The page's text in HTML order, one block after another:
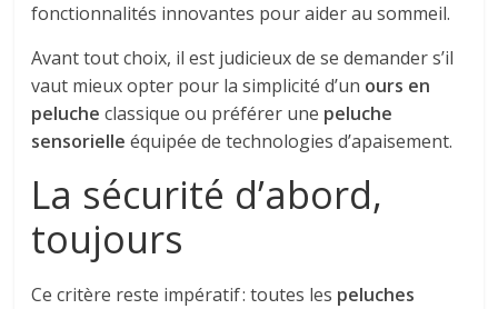
fonctionnalités innovantes pour aider au sommeil.
Avant tout choix, il est judicieux de se demander s’il
vaut mieux opter pour la simplicité d’un ours en
peluche classique ou préférer une peluche
sensorielle équipée de technologies d’apaisement.
La sécurité d’abord,
toujours
Ce critère reste impératif : toutes les peluches